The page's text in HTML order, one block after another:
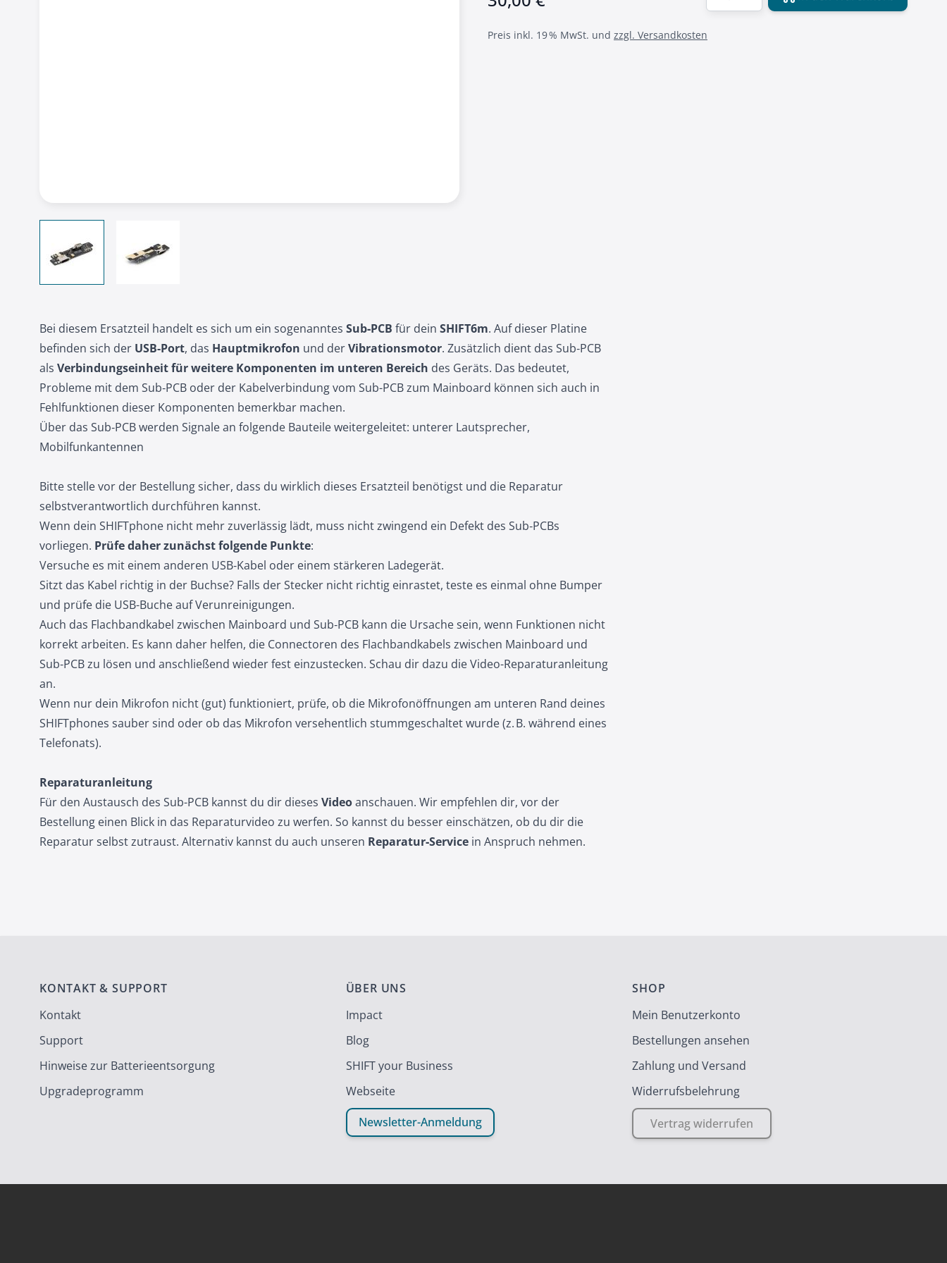
Preis inkl. 19 % MwSt. und zzgl. Versandkosten
Bei diesem Ersatzteil handelt es sich um ein sogenanntes Sub‑PCB für dein SHIFT6m. Auf dieser Platine
befinden sich der USB-Port, das Hauptmikrofon und derVibrationsmotor. Zusätzlich dient das Sub‑PCB
als Verbindungseinheit für weitere Komponenten im unteren Bereich des Geräts. Das bedeutet,
Probleme mit dem Sub‑PCB oder der Kabelverbindung vom Sub-PCB zum Mainboard können sich auch in
Fehlfunktionen dieser Komponenten bemerkbar machen.
Über das Sub‑PCB werden Signale an folgende Bauteile weitergeleitet: unterer Lautsprecher,
Mobilfunkantennen
Bitte stelle vor der Bestellung sicher, dass du wirklich dieses Ersatzteil benötigst und die Reparatur
selbstverantwortlich durchführen kannst.
Wenn dein SHIFTphone nicht mehr zuverlässig lädt, muss nicht zwingend ein Defekt des Sub‑PCBs
vorliegen. Prüfe daher zunächst folgende Punkte:
Versuche es mit einem anderen USB‑Kabel oder einem stärkeren Ladegerät.
Sitzt das Kabel richtig in der Buchse? Falls der Stecker nicht richtig einrastet, teste es einmal ohne Bumper
und prüfe die USB-Buche auf Verunreinigungen.
Auch das Flachbandkabel zwischen Mainboard und Sub‑PCB kann die Ursache sein, wenn Funktionen nicht
korrekt arbeiten. Es kann daher helfen, die Connectoren des Flachbandkabels zwischen Mainboard und
Sub‑PCB zu lösen und anschließend wieder fest einzustecken. Schau dir dazu die Video-Reparaturanleitung
an.
Wenn nur dein Mikrofon nicht (gut) funktioniert, prüfe, ob die Mikrofonöffnungen am unteren Rand deines
SHIFTphones sauber sind oder ob das Mikrofon versehentlich stummgeschaltet wurde (z. B. während eines
Telefonats).
Reparaturanleitung
Für den Austausch des Sub-PCB kannst du dir dieses Videoanschauen. Wir empfehlen dir, vor der
Bestellung einen Blick in das Reparaturvideo zu werfen. So kannst du besser einschätzen, ob du dir die
Reparatur selbst zutraust. Alternativ kannst du auch unseren Reparatur‑Service in Anspruch nehmen.
KONTAKT & SUPPORT
Kontakt
Support
Hinweise zur Batterieentsorgung
Upgradeprogramm
ÜBER UNS
Impact
Blog
SHIFT your Business
Webseite
Newsletter-Anmeldung
SHOP
Mein Benutzerkonto
Bestellungen ansehen
Zahlung und Versand
Widerrufsbelehrung
Vertrag widerrufen